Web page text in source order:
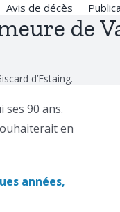
Avis de décès
de
d’Estaing.
ses 90 ans.
en
années,